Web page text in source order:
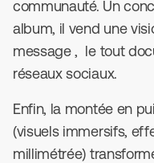
communauté. Un
album, il vend une
message , le tout
réseaux sociaux.
Enfin, la montée en
(visuels immersifs,
millimétrée)